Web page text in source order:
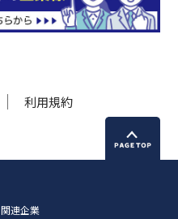
利用規約
関連企業